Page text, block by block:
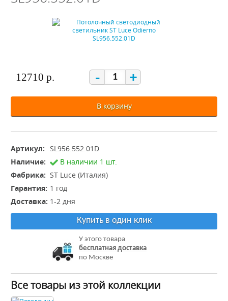
12710 р. - +
В корзину
Артикул: SL956.552.01D
Наличие:
В наличии 1 шт.
Фабрика: ST Luce (Италия)
Гарантия: 1 год
Доставка: 1-2 дня
Купить в один клик
У этого товара
бесплатная доставка
по Москве
Все товары из этой коллекции